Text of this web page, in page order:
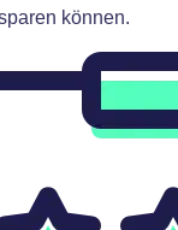
können.